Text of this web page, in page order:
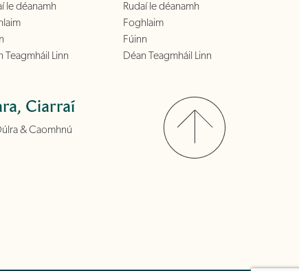
le déanamh
Teagmháil Linn
Rudaí le déanamh
Foghlaim
Fúinn
Déan Teagmháil Linn
Ciarraí
& Caomhnú